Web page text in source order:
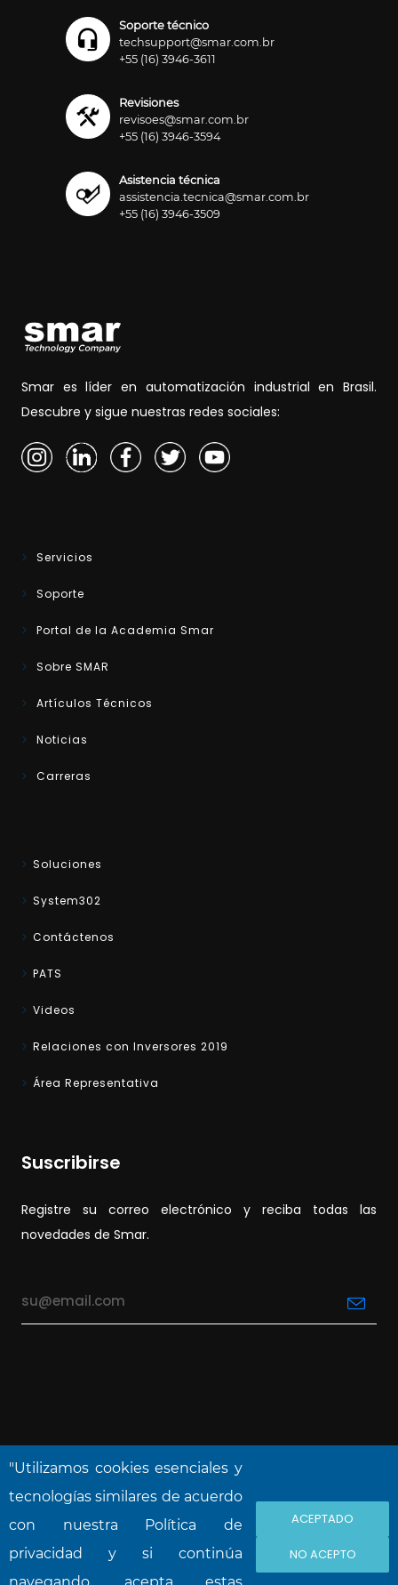
Soporte técnico
techsupport@smar.com.br
+55 (16) 3946-3611
Revisiones
revisoes@smar.com.br
+55 (16) 3946-3594
Asistencia técnica
assistencia.tecnica@smar.com.br
+55 (16) 3946-3509
Smar es líder en automatización industrial en Brasil.
Descubre y sigue nuestras redes sociales:
Servicios
Soporte
Portal de la Academia Smar
Sobre SMAR
Artículos Técnicos
Noticias
Carreras
Soluciones
System302
Contáctenos
PATS
Videos
Relaciones con Inversores 2019
Área Representativa
Suscribirse
Registre su correo electrónico y reciba todas las
novedades de Smar.
NOVA SMAR S/A © 2026. Reservados todos
"Utilizamos cookies esenciales y
tecnologías similares de acuerdo
con nuestra Política de
privacidad y si continúa
ACEPTADO
NO ACEPTO